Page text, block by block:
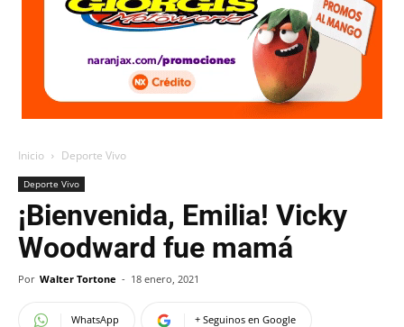
Inicio Deporte Vivo
Deporte Vivo
¡Bienvenida, Emilia! Vicky
Woodward fue mamá
Por Walter Tortone - 18 enero, 2021
WhatsApp + Seguinos en Google